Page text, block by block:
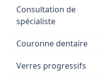
Consultation de
spécialiste
Couronne dentaire
Verres progressifs